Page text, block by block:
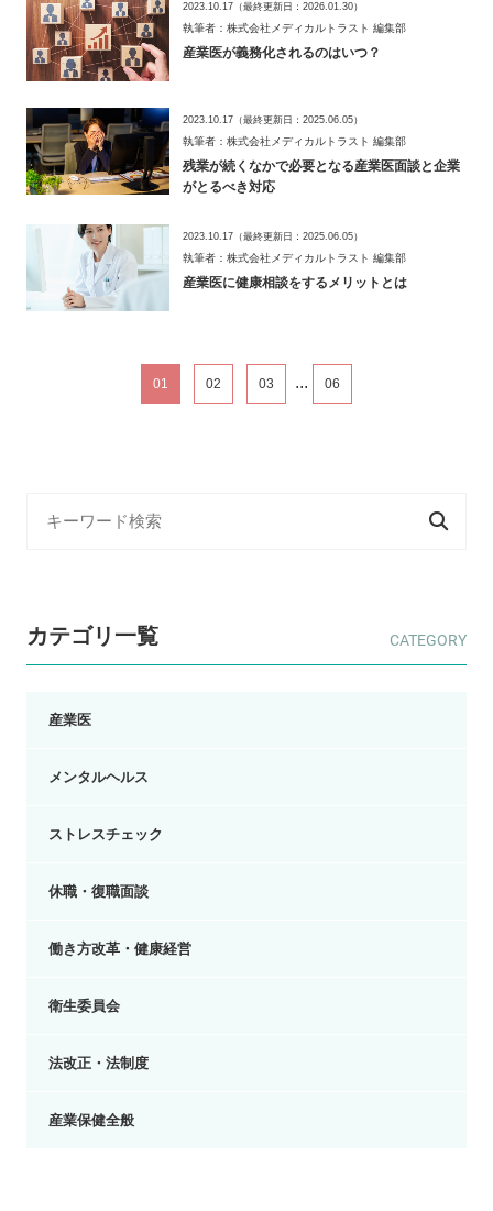
2023.10.17 （最終更新日： 2026.01.30）
執筆者：株式会社メディカルトラスト 編集部
産業医が義務化されるのはいつ？
2023.10.17 （最終更新日： 2025.06.05）
執筆者：株式会社メディカルトラスト 編集部
残業が続くなかで必要となる産業医面談と企業
がとるべき対応
2023.10.17 （最終更新日： 2025.06.05）
執筆者：株式会社メディカルトラスト 編集部
産業医に健康相談をするメリットとは
01 02 03 ... 06
カテゴリ一覧
産業医
メンタルヘルス
ストレスチェック
休職・復職面談
働き方改革・健康経営
衛生委員会
法改正・法制度
産業保健全般